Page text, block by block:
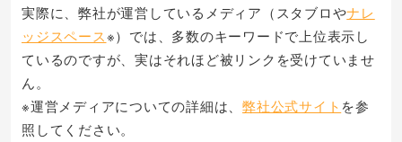
実際に、弊社が運営しているメディア（スタブロやナレ
ッジスペース※）では、多数のキーワードで上位表示し
ているのですが、実はそれほど被リンクを受けていませ
ん。
※運営メディアについての詳細は、 弊社公式サイト を参
照してください。